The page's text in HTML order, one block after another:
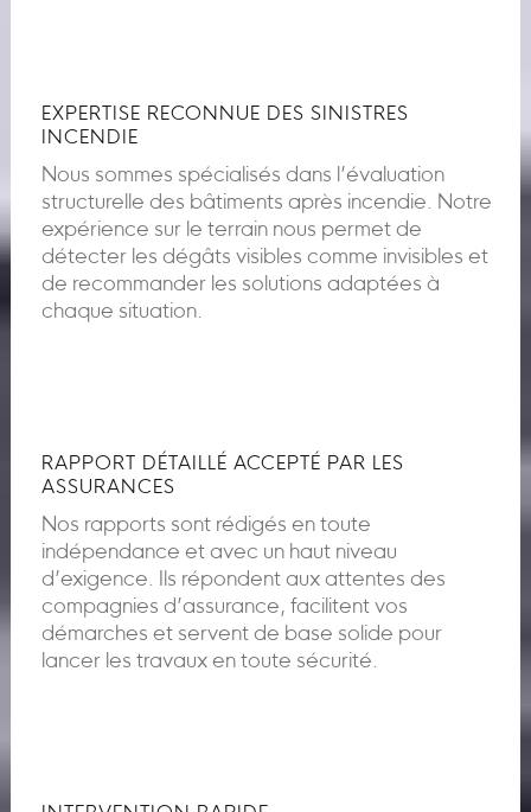
EXPERTISE RECONNUE DES SINISTRES
INCENDIE
Nous sommes spécialisés dans l’évaluation
structurelle des bâtiments après incendie. Notre
expérience sur le terrain nous permet de
détecter les dégâts visibles comme invisibles et
de recommander les solutions adaptées à
chaque situation.
RAPPORT DÉTAILLÉ ACCEPTÉ PAR LES
ASSURANCES
Nos rapports sont rédigés en toute
indépendance et avec un haut niveau
d’exigence. Ils répondent aux attentes des
compagnies d’assurance, facilitent vos
démarches et servent de base solide pour
lancer les travaux en toute sécurité.